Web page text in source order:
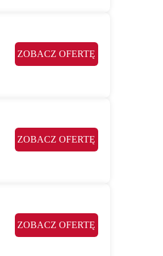
ZOBACZ OFERTĘ
ZOBACZ OFERTĘ
ZOBACZ OFERTĘ